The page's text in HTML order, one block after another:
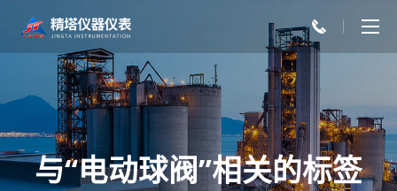
与“电动球阀”相关的标签